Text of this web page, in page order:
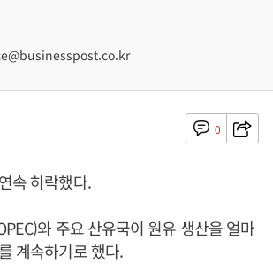
0
속 하락했다.
와 주요 산유국이 원유 생산을 얼마
계속하기로 했다.